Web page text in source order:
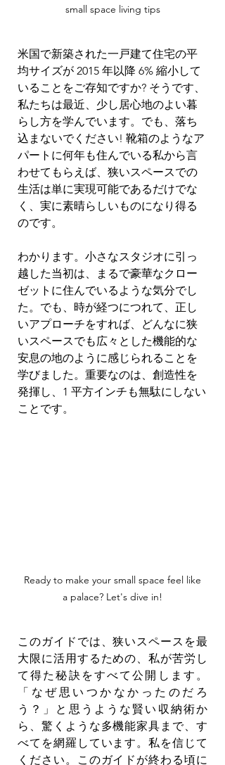
small space living tips
米国で新築された一戸建て住宅の平
均サイズが 2015 年以降 6% 縮小して
いることをご存知ですか? そうです、
私たちは最近、少し居心地のよい暮
らし方を学んでいます。でも、落ち
込まないでください! 靴箱のようなア
パートに何年も住んでいる私から言
わせてもらえば、狭いスペースでの
生活は単に実現可能であるだけでな
く、実に素晴らしいものになり得る
のです。
わかります。小さなスタジオに引っ
越した当初は、まるで豪華なクロー
ゼットに住んでいるような気分でし
た。でも、時が経つにつれて、正し
いアプローチをすれば、どんなに狭
いスペースでも広々とした機能的な
安息の地のように感じられることを
学びました。重要なのは、創造性を
発揮し、1 平方インチも無駄にしない
ことです。
a palace? Let's dive in!
このガイドでは、狭いスペースを最
大限に活用するための、私が苦労し
て得た秘訣をすべて公開します。
「なぜ思いつかなかったのだろ
う？」と思うような賢い収納術か
ら、驚くような多機能家具まで、す
べてを網羅しています。私を信じて
ください。このガイドが終わる頃に